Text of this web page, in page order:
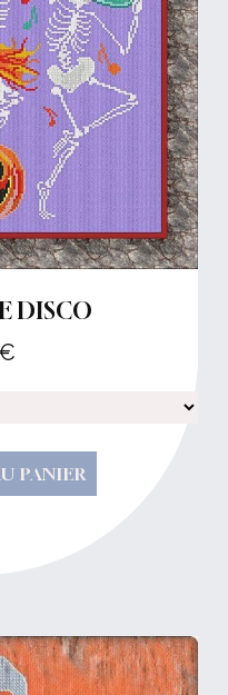
DISCO
PANIER